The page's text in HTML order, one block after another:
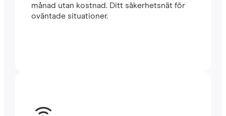
månad utan kostnad. Ditt säkerhetsnät för
oväntade situationer.